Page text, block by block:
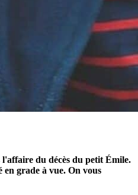
du décès du petit Émile.
en grade à vue. On vous